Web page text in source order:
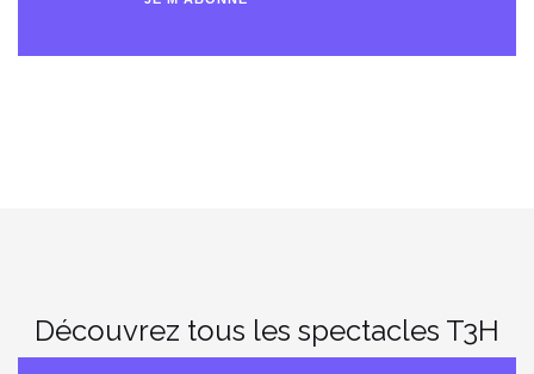
Découvrez tous les spectacles T3H